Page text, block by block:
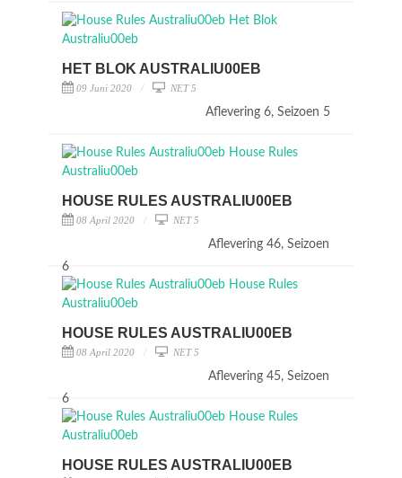
HET BLOK AUSTRALIU00EB
09 Juni 2020 NET 5
Aflevering 6, Seizoen 5
HOUSE RULES AUSTRALIU00EB
08 April 2020 NET 5
Aflevering 46, Seizoen
6
HOUSE RULES AUSTRALIU00EB
08 April 2020 NET 5
Aflevering 45, Seizoen
6
HOUSE RULES AUSTRALIU00EB